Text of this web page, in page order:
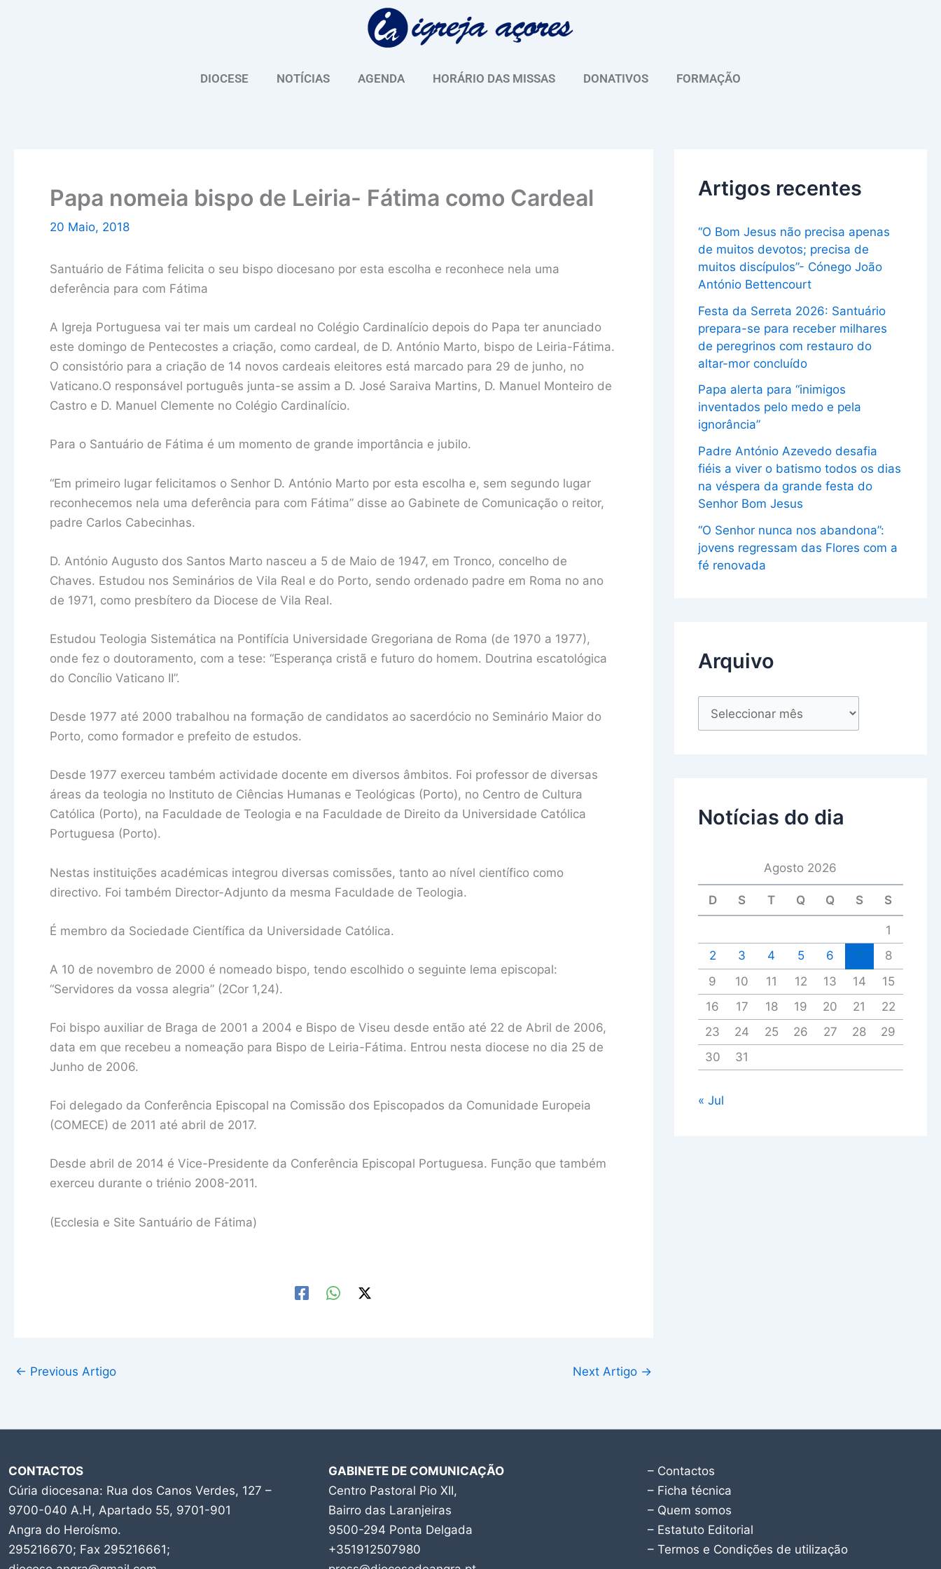
DIOCESE NOTÍCIAS AGENDA HORÁRIO DAS MISSAS DONATIVOS FORMAÇÃO
Papa nomeia bispo de Leiria- Fátima como Cardeal
20 Maio, 2018
Santuário de Fátima felicita o seu bispo diocesano por esta escolha e reconhece nela uma
deferência para com Fátima
A Igreja Portuguesa vai ter mais um cardeal no Colégio Cardinalício depois do Papa ter anunciado
este domingo de Pentecostes a criação, como cardeal, de D. António Marto, bispo de Leiria-Fátima.
O consistório para a criação de 14 novos cardeais eleitores está marcado para 29 de junho, no
Vaticano.O responsável português junta-se assim a D. José Saraiva Martins, D. Manuel Monteiro de
Castro e D. Manuel Clemente no Colégio Cardinalício.
Para o Santuário de Fátima é um momento de grande importância e jubilo.
“Em primeiro lugar felicitamos o Senhor D. António Marto por esta escolha e, sem segundo lugar
reconhecemos nela uma deferência para com Fátima” disse ao Gabinete de Comunicação o reitor,
padre Carlos Cabecinhas.
D. António Augusto dos Santos Marto nasceu a 5 de Maio de 1947, em Tronco, concelho de
Chaves. Estudou nos Seminários de Vila Real e do Porto, sendo ordenado padre em Roma no ano
de 1971, como presbítero da Diocese de Vila Real.
Estudou Teologia Sistemática na Pontifícia Universidade Gregoriana de Roma (de 1970 a 1977),
onde fez o doutoramento, com a tese: “Esperança cristã e futuro do homem. Doutrina escatológica
do Concílio Vaticano II”.
Desde 1977 até 2000 trabalhou na formação de candidatos ao sacerdócio no Seminário Maior do
Porto, como formador e prefeito de estudos.
Desde 1977 exerceu também actividade docente em diversos âmbitos. Foi professor de diversas
áreas da teologia no Instituto de Ciências Humanas e Teológicas (Porto), no Centro de Cultura
Católica (Porto), na Faculdade de Teologia e na Faculdade de Direito da Universidade Católica
Portuguesa (Porto).
Nestas instituições académicas integrou diversas comissões, tanto ao nível científico como
directivo. Foi também Director-Adjunto da mesma Faculdade de Teologia.
É membro da Sociedade Científica da Universidade Católica.
A 10 de novembro de 2000 é nomeado bispo, tendo escolhido o seguinte lema episcopal:
“Servidores da vossa alegria” (2Cor 1,24).
Foi bispo auxiliar de Braga de 2001 a 2004 e Bispo de Viseu desde então até 22 de Abril de 2006,
data em que recebeu a nomeação para Bispo de Leiria-Fátima. Entrou nesta diocese no dia 25 de
Junho de 2006.
Foi delegado da Conferência Episcopal na Comissão dos Episcopados da Comunidade Europeia
(COMECE) de 2011 até abril de 2017.
Desde abril de 2014 é Vice-Presidente da Conferência Episcopal Portuguesa. Função que também
exerceu durante o triénio 2008-2011.
(Ecclesia e Site Santuário de Fátima)
← Previous Artigo Next Artigo →
Artigos recentes
“O Bom Jesus não precisa apenas
de muitos devotos; precisa de
muitos discípulos”- Cónego João
António Bettencourt
Festa da Serreta 2026: Santuário
prepara-se para receber milhares
de peregrinos com restauro do
altar-mor concluído
Papa alerta para “inimigos
inventados pelo medo e pela
ignorância”
Padre António Azevedo desafia
fiéis a viver o batismo todos os dias
na véspera da grande festa do
Senhor Bom Jesus
“O Senhor nunca nos abandona”:
jovens regressam das Flores com a
fé renovada
Arquivo
u
Notícias do dia
Agosto 2026
D S T Q Q S S
1
2
3 4 5 6
8
9
10 11 12 13 14
15
16
17 18 19 20 21
22
23
24 25 26 27 28
29
30
31
« Jul
CONTACTOS
Cúria diocesana: Rua dos Canos Verdes, 127 –
9700-040 A.H, Apartado 55, 9701-901
Angra do Heroísmo.
295216670; Fax 295216661;
GABINETE DE COMUNICAÇÃO
Centro Pastoral Pio XII,
Bairro das Laranjeiras
9500-294 Ponta Delgada
+351912507980
– Contactos
– Ficha técnica
– Quem somos
– Estatuto Editorial
– Termos e Condições de utilização